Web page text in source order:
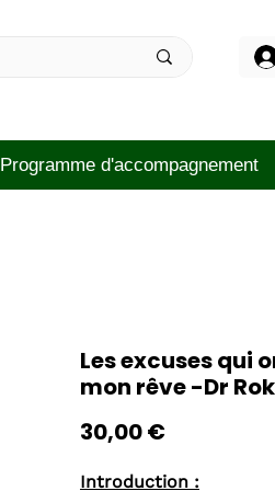
Programme d'accompagnement
Les excuses qui
mon rêve -Dr
30,00 €Prix
Introduction :